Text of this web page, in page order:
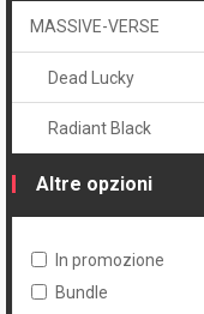
MASSIVE-VERSE
Dead Lucky
Radiant Black
Altre opzioni
In promozione
Bundle